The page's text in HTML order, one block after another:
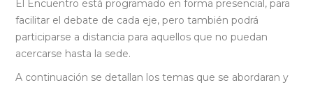
El Encuentro está programado en forma presencial, para
facilitar el debate de cada eje, pero también podrá
participarse a distancia para aquellos que no puedan
acercarse hasta la sede.
A continuación se detallan los temas que se abordaran y